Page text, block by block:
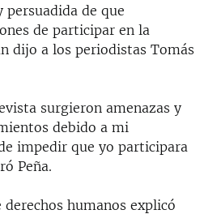
persuadida de que
de participar en la
dijo a los periodistas Tomás
surgieron amenazas y
debido a mi
impedir que yo participara
Peña.
humanos explicó